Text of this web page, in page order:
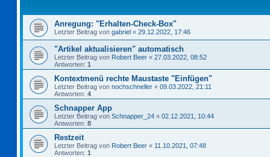
Anregung: "Erhalten-Check-Box"
Letzter Beitrag von gabriel « 29.12.2022, 17:46
"Artikel aktualisieren" automatisch
Letzter Beitrag von Robert Beer « 27.03.2022, 08:52
Antworten: 1
Kontextmenü rechte Maustaste "Einfügen"
Letzter Beitrag von nochschneller « 09.03.2022, 21:11
Antworten: 4
Schnapper App
Letzter Beitrag von Schnapper_24 « 02.12.2021, 10:44
Antworten: 8
Restzeit
Letzter Beitrag von Robert Beer « 11.10.2021, 07:48
Antworten: 1